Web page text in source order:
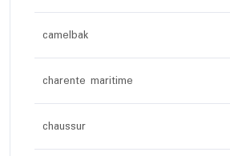
camelbak
charente maritime
chaussur